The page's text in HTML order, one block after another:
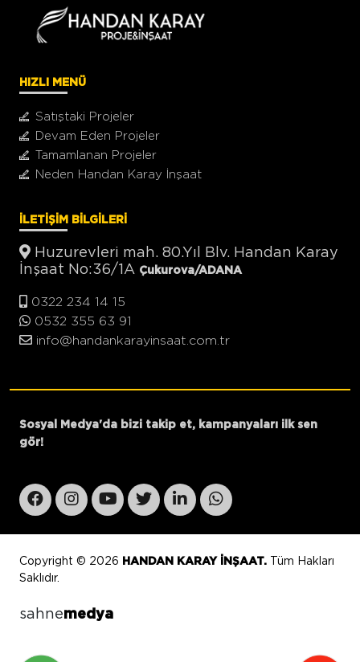
HIZLI MENÜ
Satıştaki Projeler
Devam Eden Projeler
Tamamlanan Projeler
Neden Handan Karay İnşaat
İLETİŞİM BİLGİLERİ
Huzurevleri mah. 80.Yıl Blv. Handan Karay
İnşaat No:36/1A Çukurova/ADANA
0322 234 14 15
0532 355 63 91
info@handankarayinsaat.com.tr
Sosyal Medya'da bizi takip et, kampanyaları ilk sen
gör!
Copyright © 2026 HANDAN KARAY İNŞAAT. Tüm Hakları
Saklıdır.
sahnemedya